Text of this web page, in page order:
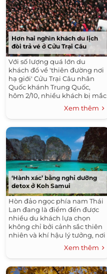
Hơn hai nghìn khách du lịch
đòi trả vé ở Cửu Trại Câu
Với số lượng quá lớn du
khách đổ về 'thiên đường nơi
hạ giới' Cửu Trại Câu nhân
Quốc khánh Trung Quốc,
hôm 2/10, nhiều khách bị mắc
kẹt và biểu tình đòi trả vé, lấy
lại tiền tại cổng vào khu du
lịch này.
Xem thêm
‘Hành xác’ bằng nghỉ dưỡng
detox ở Koh Samui
Hòn đảo ngọc phía nam Thái
Lan đang là điểm đến được
nhiều du khách lựa chọn
không chỉ bởi cảnh sắc thiên
nhiên và khí hậu lý tưởng, nơi
đây còn sở hữu hình thức du
lịch kết hợp detox (giải độc cơ
thể) khá mới mẻ ở Đông Nam
Á.
Xem thêm